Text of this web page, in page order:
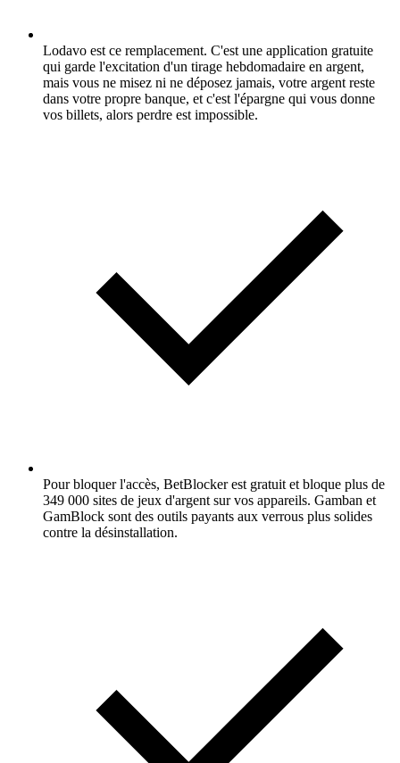
Lodavo est ce remplacement. C'est une application gratuite
qui garde l'excitation d'un tirage hebdomadaire en argent,
mais vous ne misez ni ne déposez jamais, votre argent reste
dans votre propre banque, et c'est l'épargne qui vous donne
vos billets, alors perdre est impossible.
Pour bloquer l'accès, BetBlocker est gratuit et bloque plus de
349 000 sites de jeux d'argent sur vos appareils. Gamban et
GamBlock sont des outils payants aux verrous plus solides
contre la désinstallation.